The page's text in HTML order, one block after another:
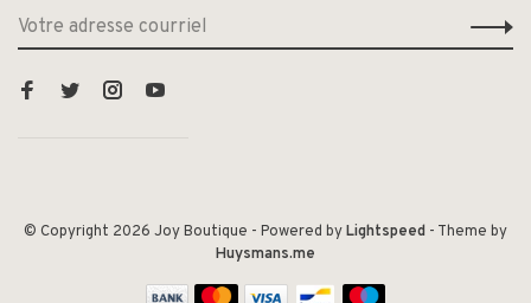
© Copyright 2026 Joy Boutique - Powered byLightspeed - Theme by
Huysmans.me